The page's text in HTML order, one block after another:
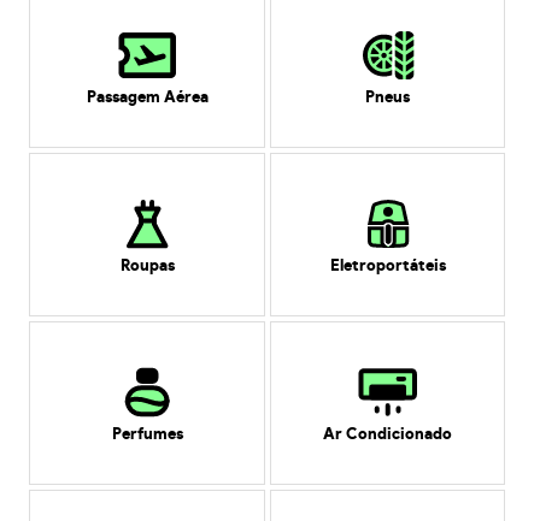
Passagem Aérea Pneus
Roupas Eletroportáteis
Perfumes Ar Condicionado